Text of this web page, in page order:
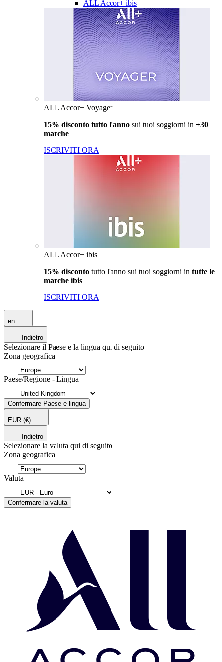
ALL Accor+ ibis
ALL Accor+ Voyager
15% disconto tutto l'anno sui tuoi soggiorni in +30
marche
ISCRIVITI ORA
ALL Accor+ ibis
15% disconto tutto l'anno sui tuoi soggiorni in tutte le
marche ibis
ISCRIVITI ORA
en
Indietro
Selezionare il Paese e la lingua qui di seguito
Zona geografica
Paese/Regione - Lingua
Confermare Paese e lingua
EUR (€)
Indietro
Selezionare la valuta qui di seguito
Zona geografica
Valuta
Confermare la valuta